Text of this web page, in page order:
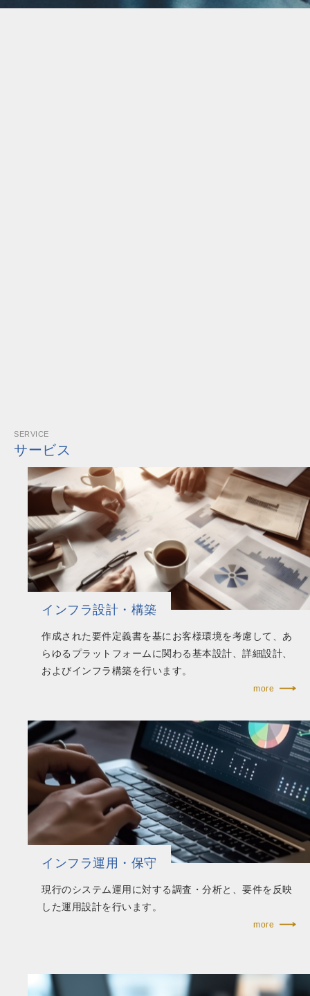
SERVICE
サービス
インフラ設計・構築
作成された要件定義書を基にお客様環境を考慮して、あ
らゆるプラットフォームに関わる基本設計、詳細設計、
およびインフラ構築を行います。​
more
インフラ運用・保守
現行のシステム運用に対する調査・分析と、要件を反映
した運用設計を行います。​
more